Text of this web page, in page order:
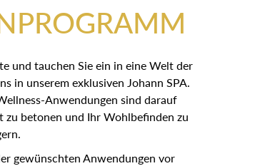
und tauchen Sie ein in eine Welt der
in unserem exklusiven Johann SPA.
Anwendungen sind darauf
betonen und Ihr Wohlbefinden zu
gewünschten Anwendungen vor